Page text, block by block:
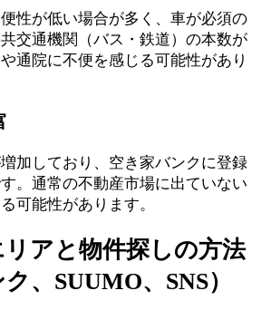
性が低い場合が多く、車が必須の
交通機関（バス・鉄道）の本数が
通院に不便を感じる可能性があり
加しており、空き家バンクに登録
。通常の不動産市場に出ていない
可能性があります。
アと物件探しの方法
、SUUMO、SNS）